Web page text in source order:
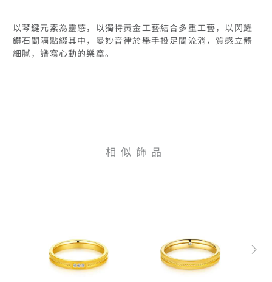
以琴鍵元素為靈感，以獨特黃金工藝結合多重工藝，以閃耀
鑽石間隔點綴其中，曼妙音律於舉手投足間流淌，質感立體
細膩，譜寫心動的樂章。
相似飾品